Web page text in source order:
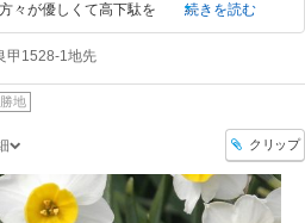
々が優しくて高下駄を
続きを読む
甲1528-1地先
地
クリップ